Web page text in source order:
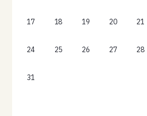
17 18 19 20 21
24 25 26 27 28
31